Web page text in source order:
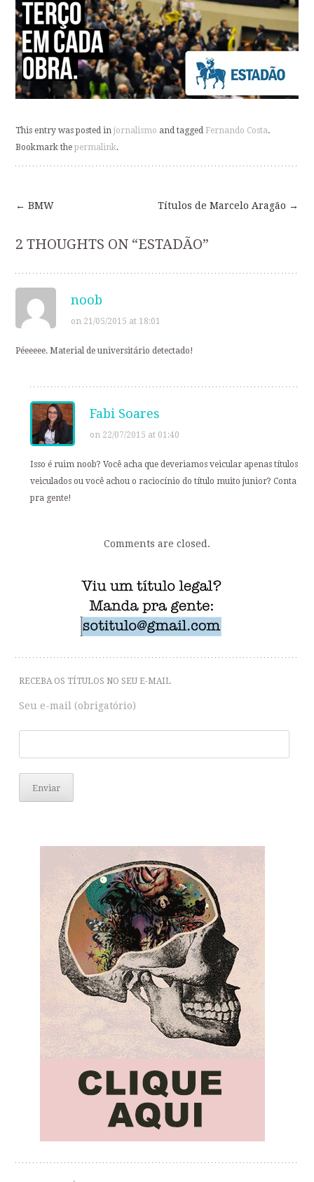
This entry was posted injornalismo and tagged Fernando Costa.
Bookmark thepermalink.
Post
navigation
← BMW Títulos de Marcelo Aragão →
2 THOUGHTS ON “ESTADÃO”
noob
on 21/05/2015 at 18:01
Péeeeee. Material de universitário detectado!
Fabi Soares
on 22/07/2015 at 01:40
Isso é ruim noob? Você acha que deveriamos veicular apenas títulos
veiculados ou você achou o raciocínio do título muito junior? Conta
pra gente!
Comments are closed.
RECEBA OS TÍTULOS NO SEU E-MAIL
Seu e-mail (obrigatório)